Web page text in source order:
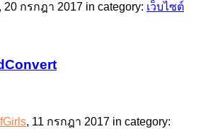
, 20 กรกฎา 2017 in category: เว็บไซต์
, 11 กรกฎา 2017 in category: